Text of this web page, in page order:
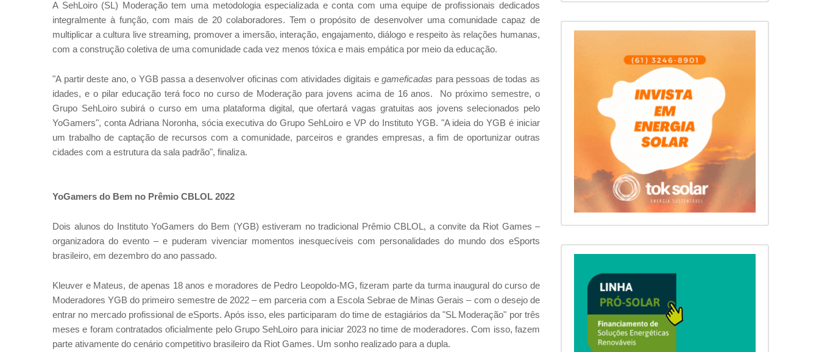
A SehLoiro (SL) Moderação tem uma metodologia especializada e conta com uma equipe de profissionais dedicados
integralmente à função, com mais de 20 colaboradores. Tem o propósito de desenvolver uma comunidade capaz de
multiplicar a cultura live streaming, promover a imersão, interação, engajamento, diálogo e respeito às relações humanas,
com a construção coletiva de uma comunidade cada vez menos tóxica e mais empática por meio da educação.
"A partir deste ano, o YGB passa a desenvolver oficinas com atividades digitais egameficadas para pessoas de todas as
idades, e o pilar educação terá foco no curso de Moderação para jovens acima de 16 anos. No próximo semestre, o
Grupo SehLoiro subirá o curso em uma plataforma digital, que ofertará vagas gratuitas aos jovens selecionados pelo
YoGamers", conta Adriana Noronha, sócia executiva do Grupo SehLoiro e VP do Instituto YGB. "A ideia do YGB é iniciar
um trabalho de captação de recursos com a comunidade, parceiros e grandes empresas, a fim de oportunizar outras
cidades com a estrutura da sala padrão", finaliza.
YoGamers do Bem no Prêmio CBLOL 2022
Dois alunos do Instituto YoGamers do Bem (YGB) estiveram no tradicional Prêmio CBLOL, a convite da Riot Games –
organizadora do evento – e puderam vivenciar momentos inesquecíveis com personalidades do mundo dos eSports
brasileiro, em dezembro do ano passado.
Kleuver e Mateus, de apenas 18 anos e moradores de Pedro Leopoldo-MG, fizeram parte da turma inaugural do curso de
Moderadores YGB do primeiro semestre de 2022 – em parceria com a Escola Sebrae de Minas Gerais – com o desejo de
entrar no mercado profissional de eSports. Após isso, eles participaram do time de estagiários da "SL Moderação" por três
meses e foram contratados oficialmente pelo Grupo SehLoiro para iniciar 2023 no time de moderadores. Com isso, fazem
parte ativamente do cenário competitivo brasileiro da Riot Games. Um sonho realizado para a dupla.